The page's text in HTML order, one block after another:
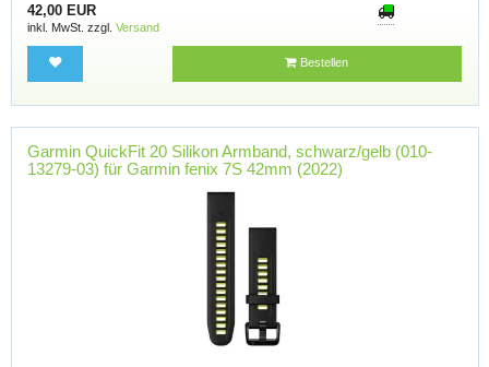
42,00 EUR
inkl. MwSt. zzgl. Versand
Bestellen
Garmin QuickFit 20 Silikon Armband, schwarz/gelb (010-
13279-03) für Garmin fenix 7S 42mm (2022)